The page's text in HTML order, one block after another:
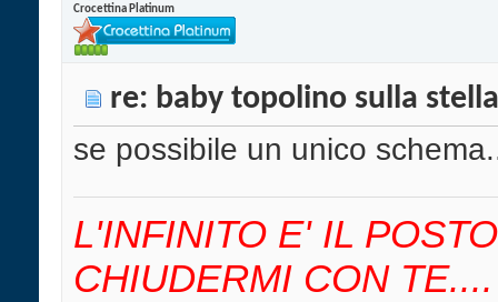
Crocettina Platinum
re: baby topolino sulla stella
se possibile un unico
L'INFINITO E' IL
CHIUDERMI CON TE....